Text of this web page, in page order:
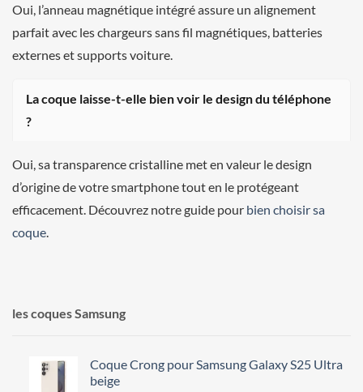
Oui, l’anneau magnétique intégré assure un alignement
parfait avec les chargeurs sans fil magnétiques, batteries
externes et supports voiture.
La coque laisse-t-elle bien voir le design du téléphone
?
Oui, sa transparence cristalline met en valeur le design
d’origine de votre smartphone tout en le protégeant
efficacement. Découvrez notre guide pour bien choisir sa
coque
les coques Samsung
Coque Crong pour Samsung Galaxy S25 Ultra
beige